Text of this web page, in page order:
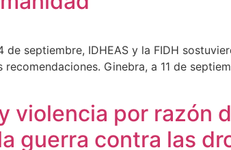
septiembre, IDHEAS y la FIDH
Ginebra, a 11 de
violencia por razón
guerra contra las